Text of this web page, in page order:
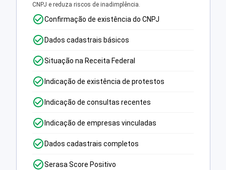
CNPJ e reduza riscos de inadimplência.
Confirmação de existência do CNPJ
Dados cadastrais básicos
Situação na Receita Federal
Indicação de existência de protestos
Indicação de consultas recentes
Indicação de empresas vinculadas
Dados cadastrais completos
Serasa Score Positivo